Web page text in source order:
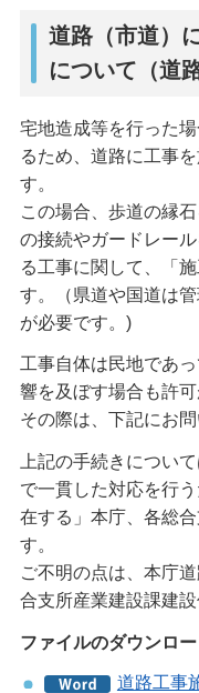
道路（市道）
について（道
宅地造成等を行った
るため、道路に工事
す。
この場合、歩道の縁
の接続やガードレー
る工事に関して、「
す。（県道や国道は
が必要です。)
工事自体は民地であ
響を及ぼす場合も許
その際は、下記にお問
上記の手続きについ
で一貫した対応を行
在する」本庁、各総
す。
ご不明の点は、本庁
合支所産業建設課建
ファイルのダウンロー
道路工事